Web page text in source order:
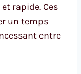
rapide. Ces
un temps
entre